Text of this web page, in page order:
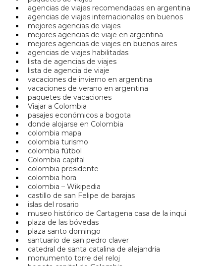
agencias de viajes recomendadas en argentina
agencias de viajes internacionales en buenos
mejores agencias de viajes
mejores agencias de viaje en argentina
mejores agencias de viajes en buenos aires
agencias de viajes habilitadas
lista de agencias de viajes
lista de agencia de viaje
vacaciones de invierno en argentina
vacaciones de verano en argentina
paquetes de vacaciones
Viajar a Colombia
pasajes económicos a bogota
donde alojarse en Colombia
colombia mapa
colombia turismo
colombia fútbol
Colombia capital
colombia presidente
colombia hora
colombia – Wikipedia
castillo de san Felipe de barajas
islas del rosario
museo histórico de Cartagena casa de la inqui
plaza de las bóvedas
plaza santo domingo
santuario de san pedro claver
catedral de santa catalina de alejandria
monumento torre del reloj